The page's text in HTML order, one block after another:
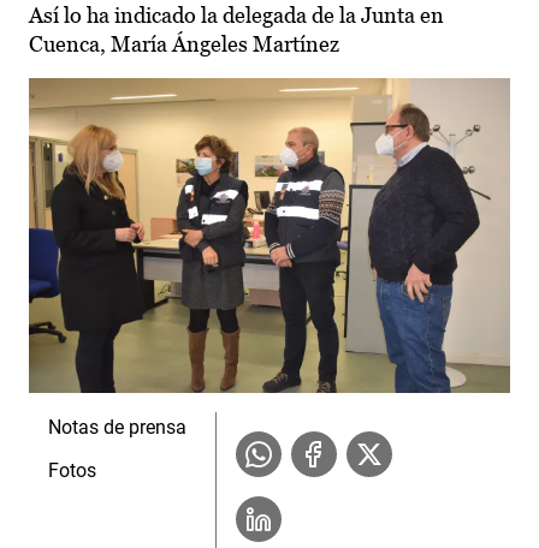
Así lo ha indicado la delegada de la Junta en
Cuenca, María Ángeles Martínez
Notas de prensa
Fotos